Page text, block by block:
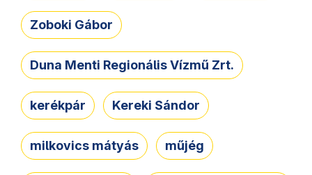
Zoboki Gábor
Duna Menti Regionális Vízmű Zrt.
kerékpár Kereki Sándor
milkovics mátyás műjég